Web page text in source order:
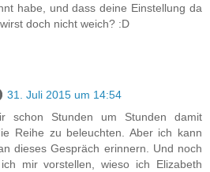
habe, und dass deine Einstellung da
doch nicht weich? :D
31. Juli 2015 um 14:54
schon Stunden um Stunden damit
Reihe zu beleuchten. Aber ich kann
dieses Gespräch erinnern. Und noch
mir vorstellen, wieso ich Elizabeth